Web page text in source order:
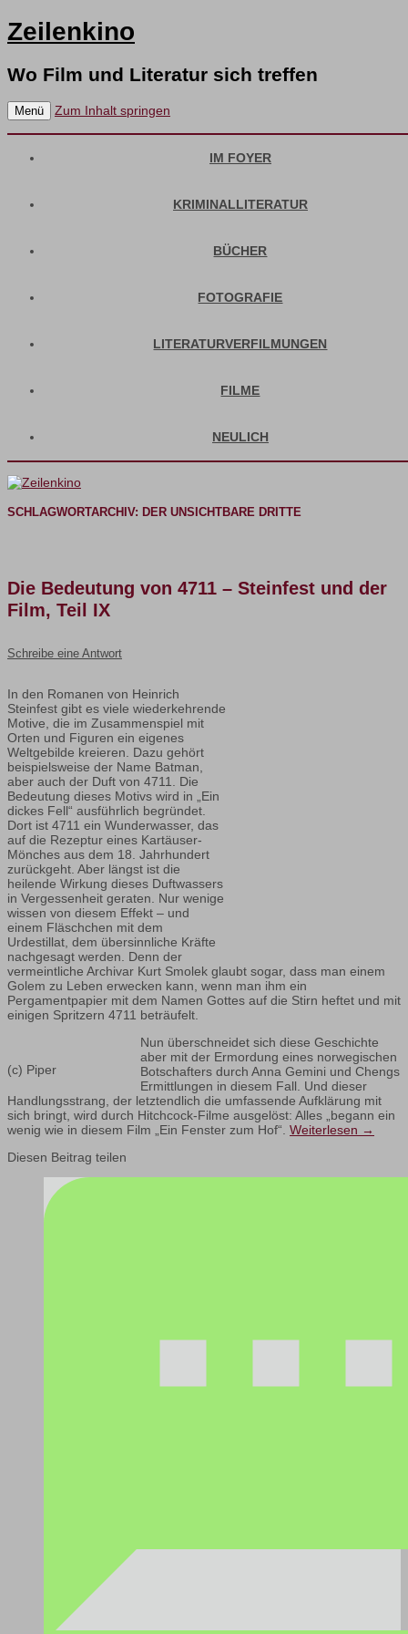
Zeilenkino
Wo Film und Literatur sich treffen
Menü Zum Inhalt springen
IM FOYER
KRIMINALLITERATUR
BÜCHER
FOTOGRAFIE
LITERATURVERFILMUNGEN
FILME
NEULICH
SCHLAGWORTARCHIV: DER UNSICHTBARE DRITTE
Die Bedeutung von 4711 – Steinfest und der
Film, Teil IX
Schreibe eine Antwort
In den Romanen von Heinrich
Steinfest gibt es viele wiederkehrende
Motive, die im Zusammenspiel mit
Orten und Figuren ein eigenes
Weltgebilde kreieren. Dazu gehört
beispielsweise der Name Batman,
aber auch der Duft von 4711. Die
Bedeutung dieses Motivs wird in „Ein
dickes Fell“ ausführlich begründet.
Dort ist 4711 ein Wunderwasser, das
auf die Rezeptur eines Kartäuser-
Mönches aus dem 18. Jahrhundert
zurückgeht. Aber längst ist die
heilende Wirkung dieses Duftwassers
in Vergessenheit geraten. Nur wenige
wissen von diesem Effekt – und
einem Fläschchen mit dem
Urdestillat, dem übersinnliche Kräfte
nachgesagt werden. Denn der
vermeintliche Archivar Kurt Smolek glaubt sogar, dass man einem
Golem zu Leben erwecken kann, wenn man ihm ein
Pergamentpapier mit dem Namen Gottes auf die Stirn heftet und mit
einigen Spritzern 4711 beträufelt.
(c) Piper
Nun überschneidet sich diese Geschichte
aber mit der Ermordung eines norwegischen
Botschafters durch Anna Gemini und Chengs
Ermittlungen in diesem Fall. Und dieser
Handlungsstrang, der letztendlich die umfassende Aufklärung mit
sich bringt, wird durch Hitchcock-Filme ausgelöst: Alles „begann ein
wenig wie in diesem Film „Ein Fenster zum Hof“. Weiterlesen →
Diesen Beitrag teilen